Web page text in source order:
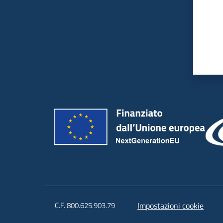
C.F. 800.625.903.79 Impostazioni cookie